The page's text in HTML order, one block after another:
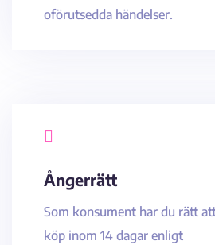
oförutsedda händelser.

Ångerrätt
Som konsument har du rätt
köp inom 14 dagar enligt